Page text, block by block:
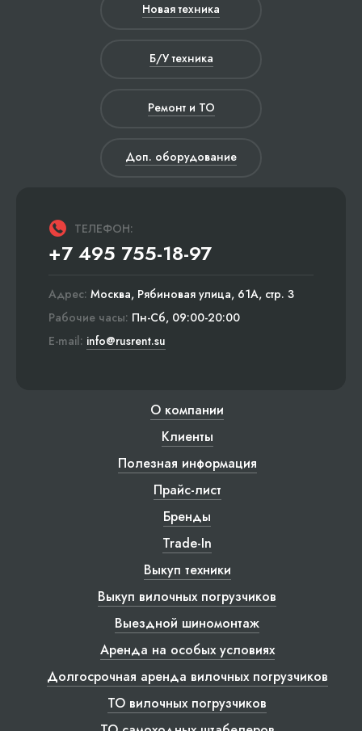
Новая техника
Б/У техника
Ремонт и ТО
Доп. оборудование
ТЕЛЕФОН:
+7 495 755-18-97
Адрес: Москва, Рябиновая улица, 61А, стр. 3
Рабочие часы: Пн-Сб, 09:00-20:00
E-mail: info@rusrent.su
О компании
Клиенты
Полезная информация
Прайс-лист
Бренды
Trade-In
Выкуп техники
Выкуп вилочных погрузчиков
Выездной шиномонтаж
Аренда на особых условиях
Долгосрочная аренда вилочных погрузчиков
ТО вилочных погрузчиков